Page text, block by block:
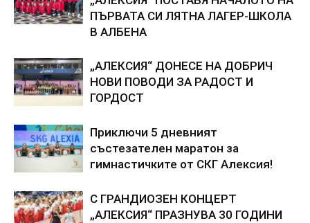
ПЪРВАТА СИ ЛЯТНА ЛАГЕР-ШКОЛА
В АЛБЕНА
„АЛЕКСИЯ“ ДОНЕСЕ НА ДОБРИЧ
НОВИ ПОВОДИ ЗА РАДОСТ И
ГОРДОСТ
Приключи 5 дневният
състезателен маратон за
гимнастичките от СКГ Алексия!
С ГРАНДИОЗЕН КОНЦЕРТ
„АЛЕКСИЯ“ ПРАЗНУВА 30 ГОДИНИ